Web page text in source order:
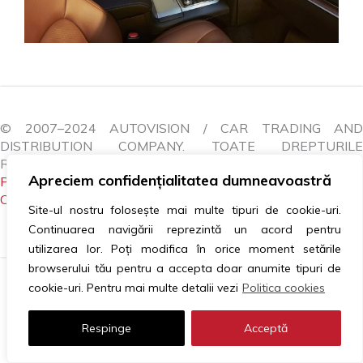
Apreciem confidențialitatea dumneavoastră
Site-ul nostru folosește mai multe tipuri de cookie-uri.
Continuarea navigării reprezintă un acord pentru
utilizarea lor. Poți modifica în orice moment setările
browserului tău pentru a accepta doar anumite tipuri de
cookie-uri. Pentru mai multe detalii vezi Politica cookies
Respinge Acceptă
© 2007–2024 AUTOVISION / CAR TRADING AND
DISTRIBUTION COMPANY. TOATE DREPTURILE
REZERVATE.
POLITICA COOKIES|GDPR|ANPC|LITIGII
CONTACTEAZĂ-NE